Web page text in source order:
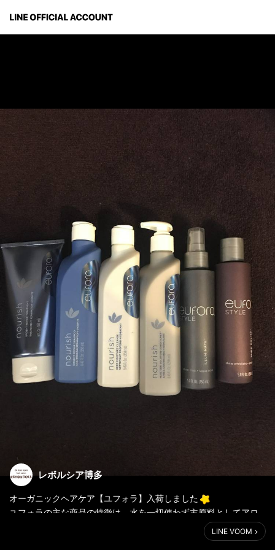
レボルシア博多
オーガニックヘアケア【ユフォラ】入荷しました
ユフォラの主な商品の特徴は、水を一切使わず主原料としてアロ
エベラ（原材料の７５％〜８５％）を使用していることです
その効果として髪や頭皮また肌に素晴らしい保湿効果があり、痛
LINE VOOM